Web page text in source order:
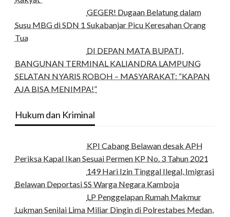
GEGER! Dugaan Belatung dalam
Susu MBG di SDN 1 Sukabanjar Picu Keresahan Orang
Tua
DI DEPAN MATA BUPATI,
BANGUNAN TERMINAL KALIANDRA LAMPUNG
SELATAN NYARIS ROBOH – MASYARAKAT: “KAPAN
AJA BISA MENIMPA!”
Hukum dan Kriminal
KPI Cabang Belawan desak APH
Periksa Kapal Ikan Sesuai Permen KP No. 3 Tahun 2021
149 Hari Izin Tinggal Ilegal, Imigrasi
Belawan Deportasi SS Warga Negara Kamboja
LP Penggelapan Rumah Makmur
Lukman Senilai Lima Miliar Dingin di Polrestabes Medan,